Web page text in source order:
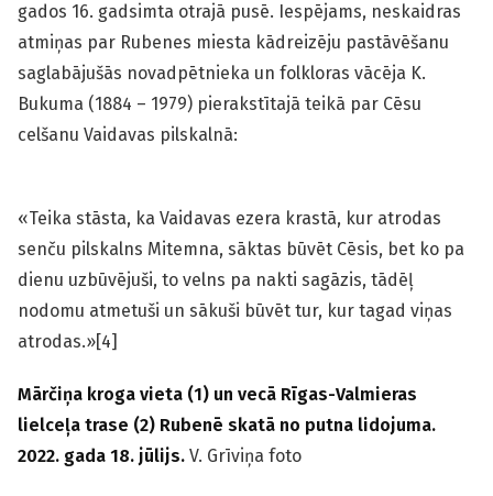
gados 16. gadsimta otrajā pusē. Iespējams, neskaidras
atmiņas par Rubenes miesta kādreizēju pastāvēšanu
saglabājušās novadpētnieka un folkloras vācēja K.
Bukuma (1884 – 1979) pierakstītajā teikā par Cēsu
celšanu Vaidavas pilskalnā:
«Teika stāsta, ka Vaidavas ezera krastā, kur atrodas
senču pilskalns Mitemna, sāktas būvēt Cēsis, bet ko pa
dienu uzbūvējuši, to velns pa nakti sagāzis, tādēļ
nodomu atmetuši un sākuši būvēt tur, kur tagad viņas
atrodas.»[4]
Mārčiņa kroga vieta (1) un vecā Rīgas-Valmieras
lielceļa trase (2) Rubenē skatā no putna lidojuma.
2022. gada 18. jūlijs. V. Grīviņa foto